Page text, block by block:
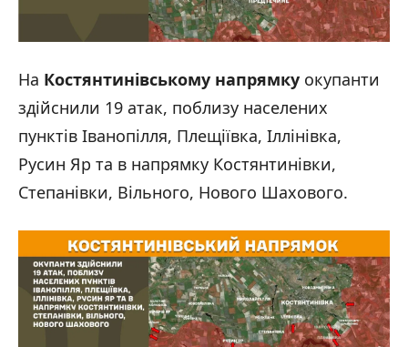
На Костянтинівському напрямку окупанти
здійснили 19 атак, поблизу населених
пунктів Іванопілля, Плещіївка, Іллінівка,
Русин Яр та в напрямку Костянтинівки,
Степанівки, Вільного, Нового Шахового.